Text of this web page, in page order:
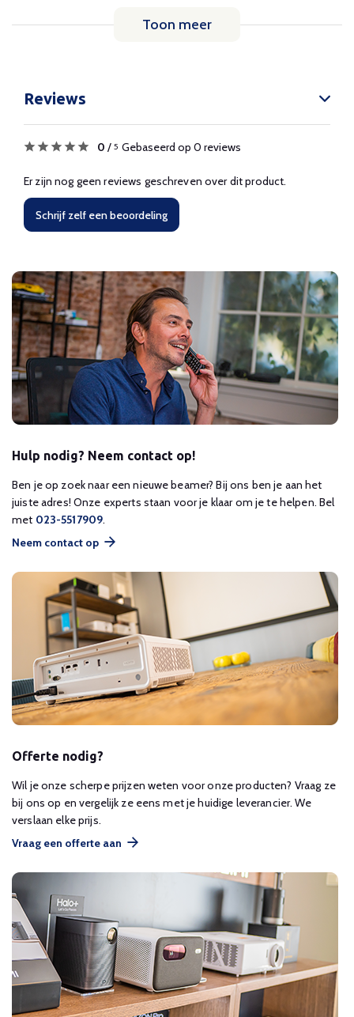
Toon meer
Reviews
0 / 5 Gebaseerd op 0 reviews
Er zijn nog geen reviews geschreven over dit product.
Schrijf zelf een beoordeling
Hulp nodig? Neem contact op!
Ben je op zoek naar een nieuwe beamer? Bij ons ben je aan het
juiste adres! Onze experts staan voor je klaar om je te helpen. Bel
met 023-5517909.
Neem contact op
Offerte nodig?
Wil je onze scherpe prijzen weten voor onze producten? Vraag ze
bij ons op en vergelijk ze eens met je huidige leverancier. We
verslaan elke prijs.
Vraag een offerte aan